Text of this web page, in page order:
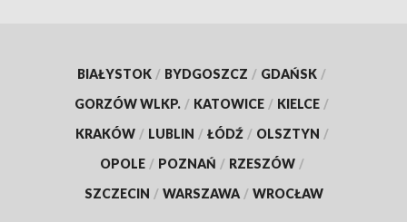
BIAŁYSTOK / BYDGOSZCZ / GDAŃSK /
GORZÓW WLKP. / KATOWICE / KIELCE /
KRAKÓW / LUBLIN / ŁÓDŹ / OLSZTYN /
OPOLE / POZNAŃ / RZESZÓW /
SZCZECIN / WARSZAWA / WROCŁAW